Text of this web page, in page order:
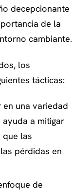
decepcionante
de la
cambiante.
los
tácticas:
una variedad
a mitigar
que las
pérdidas en
de